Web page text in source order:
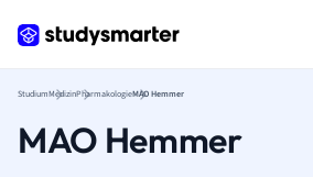
StudiumMedizinPharmakologieMAO Hemmer
MAO Hemmer